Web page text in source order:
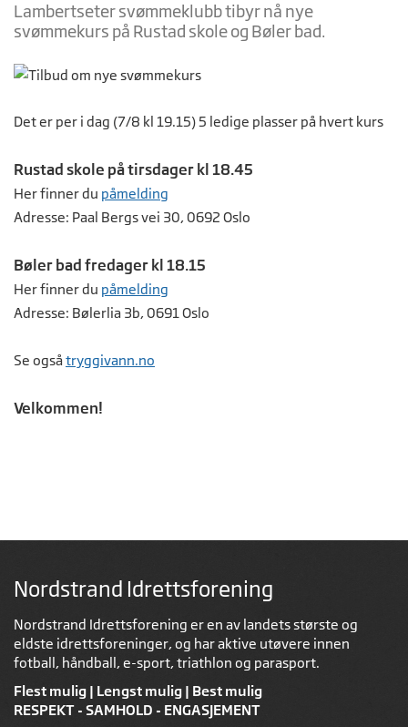
Lambertseter svømmeklubb tibyr nå nye
svømmekurs på Rustad skole og Bøler bad.
Det er per i dag (7/8 kl 19.15) 5 ledige plasser på hvert kurs
Rustad skole på tirsdager kl 18.45
Her finner du påmelding
Adresse: Paal Bergs vei 30, 0692 Oslo
Bøler bad fredager kl 18.15
Her finner du påmelding
Adresse: Bølerlia 3b, 0691 Oslo
Se ogsåtryggivann.no
Velkommen!
Nordstrand Idrettsforening
Nordstrand Idrettsforening er en av landets største og
eldste idrettsforeninger, og har aktive utøvere innen
fotball, håndball, e-sport, triathlon og parasport.
Flest mulig | Lengst mulig | Best mulig
RESPEKT - SAMHOLD - ENGASJEMENT